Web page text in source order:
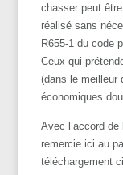
chasser peut
réalisé sans
R655-1 du code
Ceux qui
(dans le meilleur
économiques
Avec l’accord
remercie ici au
téléchargement